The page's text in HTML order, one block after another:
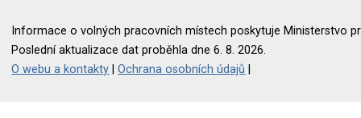
Informace o volných pracovních místech poskytuje Ministerstvo
Poslední aktualizace dat proběhla dne 6. 8. 2026.
O webu a kontakty |Ochrana osobních údajů